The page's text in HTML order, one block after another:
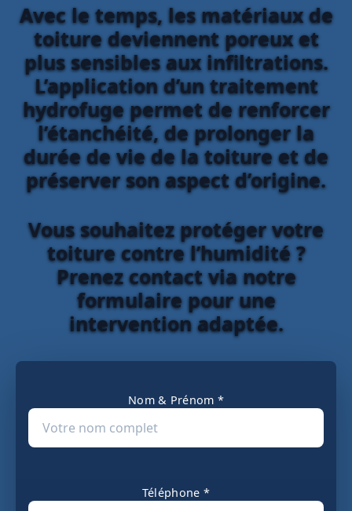
Avec le temps, les matériaux de
toiture deviennent poreux et
plus sensibles aux infiltrations.
L’application d’un traitement
hydrofuge permet de renforcer
l’étanchéité, de prolonger la
durée de vie de la toiture et de
préserver son aspect d’origine.
Vous souhaitez protéger votre
toiture contre l’humidité ?
Prenez contact via notre
formulaire pour une
intervention adaptée.
Nom & Prénom *
Téléphone *